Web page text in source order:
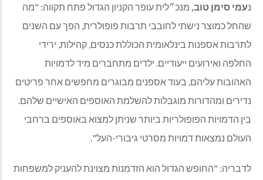
נעמי סימן טוב, מנכ״לית עופר הקניון הגדול פתח תקווה: "מה
שהחל כמוצר נישתי לחובבי תרבות פופולרית, הפך עם השנים
לתרבות אספנות בינלאומית הכוללת כנסים, קהילות, ירידי
החלפה ואירועים ייעודיים. ילדים מתחברים מיד לדמויות
האהובות עליהם, בעוד אספנים מבוגרים מחפשים אחר פריטים
נדירים ומהדורות מוגבלות להשלמת האוספים האישיים שלהם.
בין הדמויות הפופולריות ביותר שניתן למצוא באוספים ברחבי
העולם נמצאות דמויות מסרטי גיבורי-העל".
לדבריה: "החופש הגדול הוא הזדמנות מצוינת להעניק למשפחות